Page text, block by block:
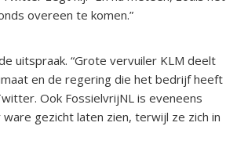
overeen te komen.”
uitspraak. “Grote vervuiler KLM deelt
en de regering die het bedrijf heeft
Ook FossielvrijNL is eveneens
gezicht laten zien, terwijl ze zich in